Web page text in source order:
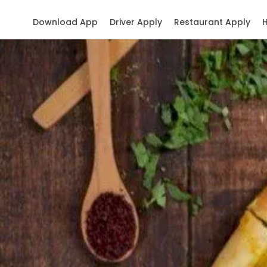
Restaurant Apply
Driver Apply
Download App